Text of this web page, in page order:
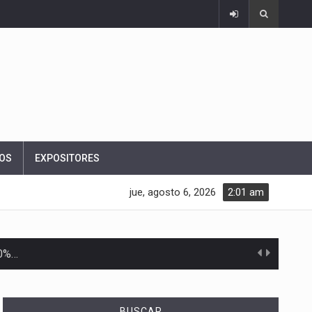
EXPOSITORES
2:01 am
jue, agosto 6, 2026